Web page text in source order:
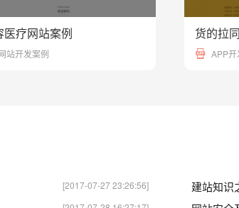
医疗网站案例
站开发案例
货的拉
APP开
[2017-07-27 23:26:56] 建站知识